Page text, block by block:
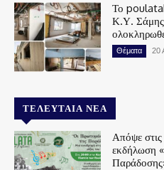
Το
Κ.Υ.
Θέματα 20
ΤΕΛΕΥΤΑΊΑ ΝΈΑ
Απόψε
εκδήλωση